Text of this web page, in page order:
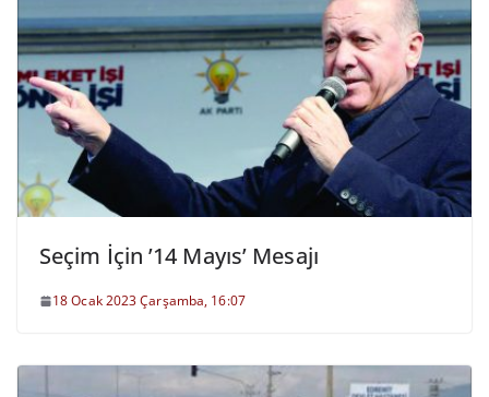
Seçim İçin ’14 Mayıs’ Mesajı
18 Ocak 2023 Çarşamba, 16:07